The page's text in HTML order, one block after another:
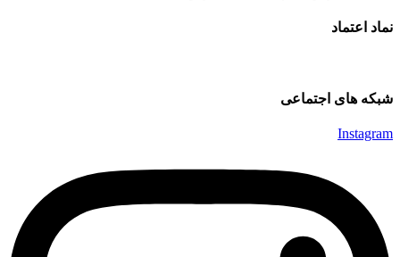
نماد اعتماد
شبکه های اجتماعی
Instagram